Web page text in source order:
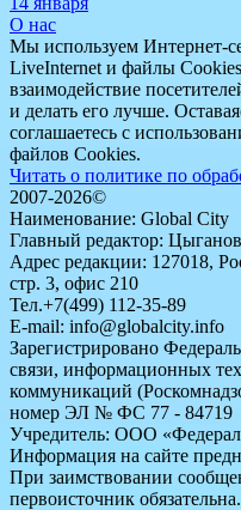
О нас
Мы используем Интернет-
LiveInternet и файлы
взаимодействие
и делать его лучше.
соглашаетесь с
файлов Cookies.
Читать о политике по
2007-2026©
Наименование: Global City
Главный редактор:
Адрес редакции: 127018,
стр. 3, офис 210
Тел.+7(499) 112-35-89
E-mail: info@globalcity.info
Зарегистрировано
связи, информационных
коммуникаций
номер ЭЛ № ФС 77 - 84719
Учредитель: ООО
Информация на сайте
При заимствовании
первоисточник обязательна.